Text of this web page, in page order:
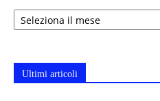
Archivi
Ultimi articoli